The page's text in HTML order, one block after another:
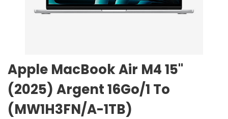
Apple MacBook Air M4 15"
(2025) Argent 16Go/1 To
(MW1H3FN/A-1TB)